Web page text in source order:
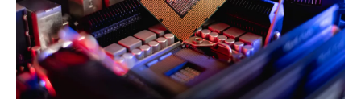
Strefa Sprzętowa
Kariera i Biznes Inżyniera